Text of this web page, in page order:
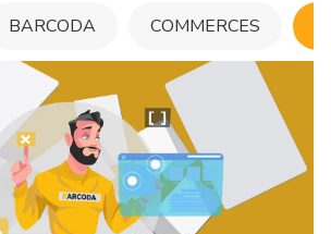
BARCODA COMMERCES